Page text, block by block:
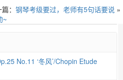
： 钢琴考级要过，老师有5句话要说 »
~
No.11 ‘冬风’/Chopin Etude